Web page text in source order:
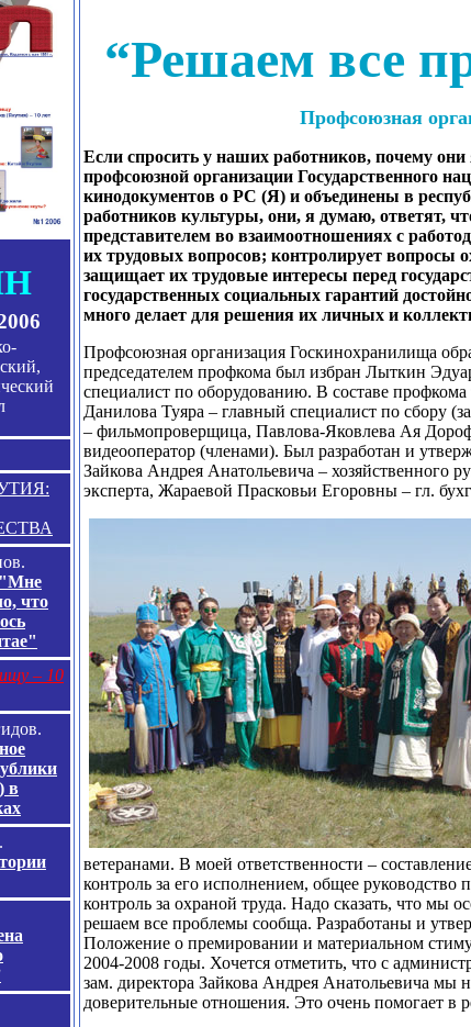
что
– 10
в
“Решаем все
Профсоюзная
Если спросить у наших работников, почему
профсоюзной организации Государственного
кинодокументов о РС (Я) и объединены в
работников культуры, они, я думаю, ответят,
представителем во взаимоотношениях с
их трудовых вопросов; контролирует вопросы
защищает их трудовые интересы перед
государственных социальных гарантий
много делает для решения их личных и
Профсоюзная организация Госкинохранилища
председателем профкома был избран Лыткин
специалист по оборудованию. В составе профкома
Данилова Туяра – главный специалист по сбору
– фильмопроверщица, Павлова-Яковлева Ая
видеооператор (членами). Был разработан и
Зайкова Андрея Анатольевича – хозяйственного
эксперта, Жараевой Прасковьи Егоровны – гл.
ветеранами. В моей ответственности –
контроль за его исполнением, общее
контроль за охраной труда. Надо сказать, что мы
решаем все проблемы сообща. Разработаны и
Положение о премировании и материальном
2004-2008 годы. Хочется отметить, что с
зам. директора Зайкова Андрея Анатольевича
доверительные отношения. Это очень помогает